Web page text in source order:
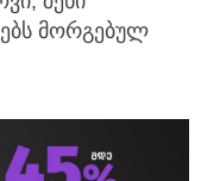
მორგებულ